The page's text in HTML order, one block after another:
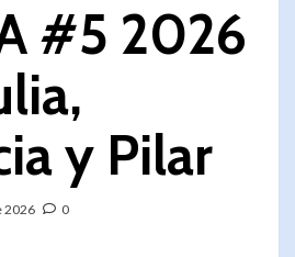
#5 2026
y Pilar
2026 0